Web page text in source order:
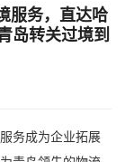
服务，直达哈
岛转关过境到
务成为企业拓展